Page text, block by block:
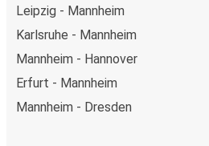
Leipzig - Mannheim
Karlsruhe - Mannheim
Mannheim - Hannover
Erfurt - Mannheim
Mannheim - Dresden